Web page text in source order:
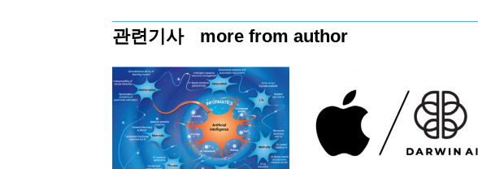
관련기사 more from author